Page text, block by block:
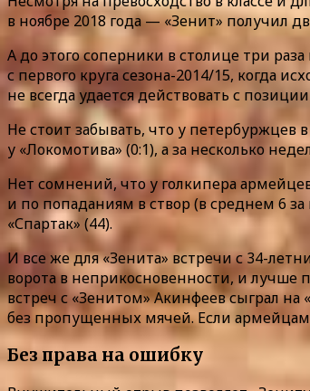
в ноябре 2018 года — «Зенит» получил
А до этого соперники в столице три
с первого круга сезона-2014/15, когда
не всегда удается действовать с
Не стоит забывать, что у петербуржцев
у «Локомотива» (0:1), а за несколько
Нет сомнений, что у голкипера
и по попаданиям в створ (в среднем 6
«Спартак» (44).
И все же для «Зенита» встречи с 34-
ворота в неприкосновенности, и лучше
встреч с «Зенитом» Акинфеев сыграл
без пропущенных мячей. Если армейцам
Без права на ошибку